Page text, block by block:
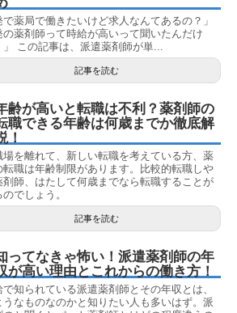
で薬局で働きたいけど求人なんてあるの？」
の薬剤師って時給が高いって聞いたんだけ
」 この記事は、派遣薬剤師が単...
記事を読む
齢が高いと転職は不利？薬剤師の
職できる年齢は何歳までか徹底解
！
場を離れて、新しい転職を考えている方、薬
転職は年齢制限があります。比較的転職しや
剤師、はたして何歳までなら転職することが
でしょう。
記事を読む
ってなきゃ怖い！派遣薬剤師の年
が高い理由とこれからの働き方！
で知られている派遣薬剤師とその年収とは、
うなものなのかと知りたい人も多いはず。派